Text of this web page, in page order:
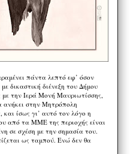
πάντα λεπτό εφ’ όσον
με δικαστική διένεξη του Δήμου
την Ιερά Μονή Μαυριωτίσσης,
ανήκει στην Μητρόπολη
και ίσως γι’ αυτό τον λόγο η
από τα ΜΜΕ της περιοχής είναι
σε σχέση με την σημασία του.
ως ταμπού. Ενώ δεν θα